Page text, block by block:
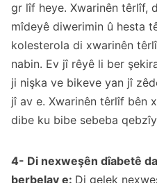
gr lîf heye. Xwarinên têrlîf,
mîdeyê diwerimin û hesta
kolesterola di xwarinên
nabin. Ev jî rêyê li ber
ji nişka ve bikeve yan jî
jî av e. Xwarinên têrlîf bên
dibe ku bibe sebeba
4- Di nexweşên dîabetê
berbelav e: Di gelek